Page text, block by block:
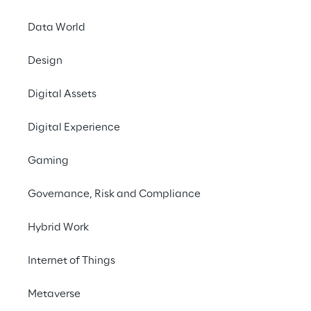
Data World
Design
Digital Assets
Digital Experience
Gaming
Governance, Risk and Compliance
Hybrid Work
Internet of Things
Metaverse
Si evidenzia
piattaforme AI per
La soluzione